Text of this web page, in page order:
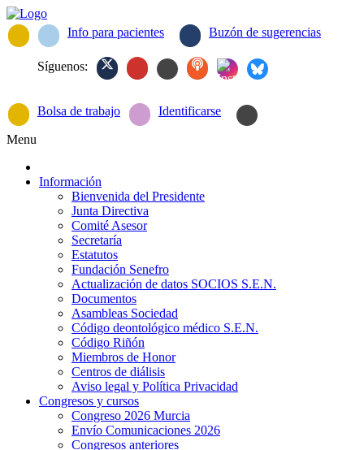
Info para pacientes Buzón de sugerencias
Síguenos:
Bolsa de trabajo Identificarse
Menu
Información
Bienvenida del Presidente
Junta Directiva
Comité Asesor
Secretaría
Estatutos
Fundación Senefro
Actualización de datos SOCIOS S.E.N.
Documentos
Asambleas Sociedad
Código deontológico médico S.E.N.
Código Riñón
Miembros de Honor
Centros de diálisis
Aviso legal y Política Privacidad
Congresos y cursos
Congreso 2026 Murcia
Envío Comunicaciones 2026
Congresos anteriores